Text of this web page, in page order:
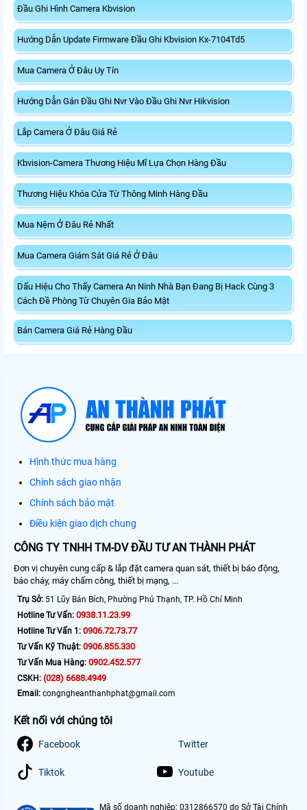
Đầu Ghi Hình Camera Kbvision
Hướng Dẫn Update Firmware Đầu Ghi Kbvision Kx-7104Td5
Mua Camera Ở Đâu Uy Tín
Hướng Dẫn Gán Đầu Ghi Nvr Vào Đầu Ghi Nvr Hikvision
Lắp Camera Ở Đâu Giá Rẻ
Kbvision-Camera Thương Hiệu Mĩ Lựa Chọn Hàng Đầu
Thương Hiệu Khóa Cửa Từ Thông Minh Hàng Đầu
Mua Nệm Ở Đâu Rẻ Nhất
Mua Camera Giám Sát Giá Rẻ Ở Đâu
Dấu Hiệu Cho Thấy Camera An Ninh Nhà Bạn Đang Bị Hack Cùng 3
Cách Đề Phòng Từ Chuyên Gia Bảo Mật
Bán Camera Giá Rẻ Hàng Đầu
Hình thức mua hàng
Chính sách giao nhận
Chính sách bảo mật
Điều kiện giao dịch chung
CÔNG TY TNHH TM-DV ĐẦU TƯ AN THÀNH PHÁT
Đơn vị chuyên cung cấp & lắp đặt camera quan sát, thiết bị báo động,
báo cháy, máy chấm công, thiết bị mạng, ...
Trụ Sở: 51 Lũy Bán Bích, Phường Phú Thạnh, TP. Hồ Chí Minh
Hotline Tư Vấn: 0938.11.23.99
Hotline Tư Vấn 1: 0906.72.73.77
Tư Vấn Kỹ Thuật: 0906.855.330
Tư Vấn Mua Hàng: 0902.452.577
CSKH: (028) 6688.4949
Email: congngheanthanhphat@gmail.com
Kết nối với chúng tôi
Facebook Twitter
Tiktok Youtube
Mã số doanh nghiệp: 0312866570 do Sở Tài Chính